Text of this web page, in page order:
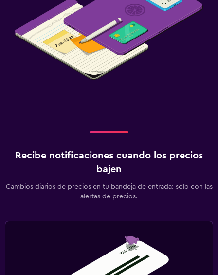
Recibe notificaciones cuando los precios
bajen
Cambios diarios de precios en tu bandeja de entrada: solo con las
alertas de precios.